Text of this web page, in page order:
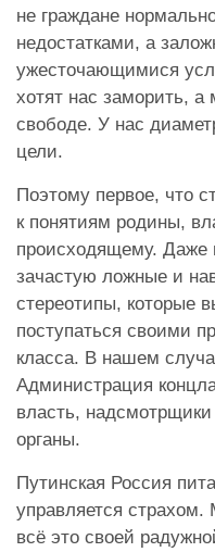
не граждане
недостатками, а
ужесточающимися
хотят нас заморить,
свободе. У нас
цели.
Поэтому первое, что
к понятиям родины,
происходящему. Даже
зачастую ложные и
стереотипы, которые
поступаться своими
класса. В нашем
Администрация
власть,
органы.
Путинская Россия
управляется
всё это своей